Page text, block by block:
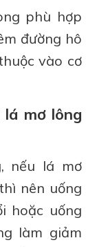
phù hợp
đường hô
vào cơ
lá mơ lông
nếu lá mơ
nên uống
hoặc uống
làm giảm